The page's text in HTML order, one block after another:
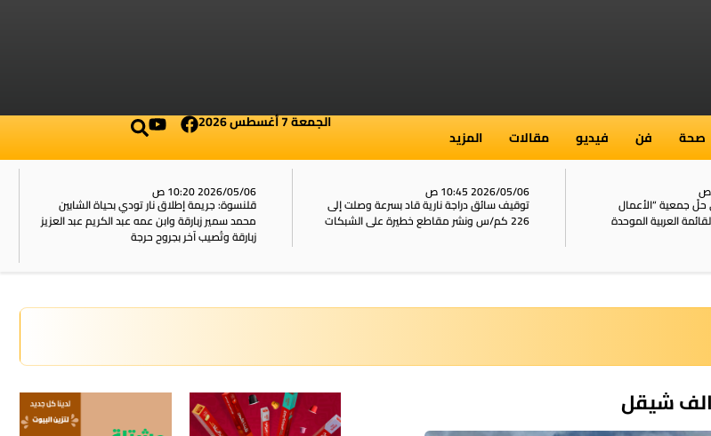
صحة فن فيديو مقالات المزيد
الجمعة 7 أغسطس 2026
جمعية “الأعمال
العربية الموحدة
2026/05/06 10:45 ص
توقيف سائق دراجة نارية قاد بسرعة وصلت إلى
226 كم/س ونشر مقاطع خطيرة على الشبكات
2026/05/06 10:20 ص
قلنسوة: جريمة إطلاق نار تودي بحياة الشابين
محمد سمير زبارقة وابن عمه عبد الكريم عبد العزيز
زبارقة وتُصيب آخر بجروح حرجة